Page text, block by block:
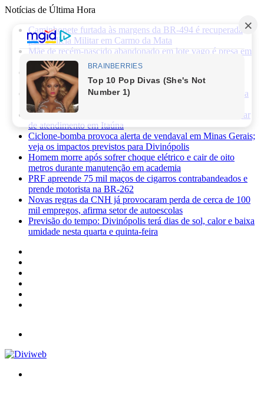
Notícias de Última Hora
Caminhonete furtada às margens da BR-494 é recuperada
pela Polícia Militar em Carmo da Mata
Mãe de recém-nascido abandonado em lote vago é presa em
Sabará
Três pessoas ficam feridas após ataque a facadas no bairro
Planalto, em Divinópolis
Previsão do tempo: fim de semana será de sol, calor e baixa
umidade em Divinópolis
Homem quebra vidro da recepção de hospital após reclamar
de atendimento em Itaúna
Ciclone-bomba provoca alerta de vendaval em Minas Gerais;
veja os impactos previstos para Divinópolis
Homem morre após sofrer choque elétrico e cair de oito
metros durante manutenção em academia
PRF apreende 75 mil maços de cigarros contrabandeados e
prende motorista na BR-262
Novas regras da CNH já provocaram perda de cerca de 100
mil empregos, afirma setor de autoescolas
Previsão do tempo: Divinópolis terá dias de sol, calor e baixa
umidade nesta quarta e quinta-feira